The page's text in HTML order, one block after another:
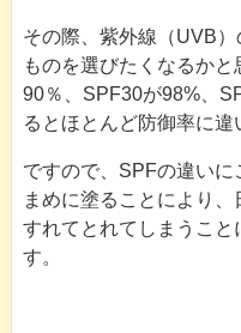
その際、紫外線（UVB
ものを選びたくなるか
90％、SPF30が98%、
るとほとんど防御率に違
ですので、SPFの違いに
まめに塗ることにより
すれてとれてしまうこ
す。